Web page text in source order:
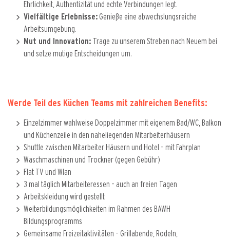
Ehrlichkeit, Authentizität und echte Verbindungen legt.
Vielfältige Erlebnisse: Genieße eine abwechslungsreiche
Arbeitsumgebung.
Mut und Innovation:
Trage zu unserem Streben nach Neuem bei
und setze mutige Entscheidungen um.
Werde Teil des Küchen Teams mit zahlreichen Benefits:
Einzelzimmer wahlweise Doppelzimmer mit eigenem Bad/WC, Balkon
und Küchenzeile in den naheliegenden Mitarbeiterhäusern
Shuttle zwischen Mitarbeiter Häusern und Hotel – mit Fahrplan
Waschmaschinen und Trockner (gegen Gebühr)
Flat TV und Wlan
3 mal täglich Mitarbeiteressen – auch an freien Tagen
Arbeitskleidung wird gestellt
Weiterbildungsmöglichkeiten im Rahmen des BAWH
Bildungsprogramms
Gemeinsame Freizeitaktivitäten – Grillabende, Rodeln,